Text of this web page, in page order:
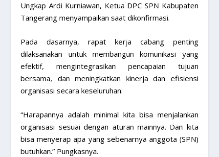
Ungkap Ardi Kurniawan, Ketua DPC SPN Kabupaten
Tangerang menyampaikan saat dikonfirmasi.
Pada dasarnya, rapat kerja cabang penting
dilaksanakan untuk membangun komunikasi yang
efektif, mengintegrasikan pencapaian tujuan
bersama, dan meningkatkan kinerja dan efisiensi
organisasi secara keseluruhan.
“Harapannya adalah minimal kita bisa menjalankan
organisasi sesuai dengan aturan mainnya. Dan kita
bisa menyerap apa yang sebenarnya anggota (SPN)
butuhkan.” Pungkasnya.